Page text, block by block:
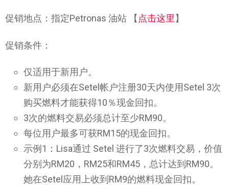
促销地点：指定Petronas 油站 【 点击这里 】
促销条件：
仅适用于新用户。
新用户必须在Setel帐户注册30天内使用Setel 3次
购买燃料才能获得10％现金回扣。
3次的燃料交易必须总计至少RM90。
每位用户最多可获RM15的现金回扣。
示例1：Lisa通过 Setel 进行了3次燃料交易，价值
分别为RM20，RM25和RM45，总计达到RM90。
她在Setel应用上收到RM9的燃料现金回扣。